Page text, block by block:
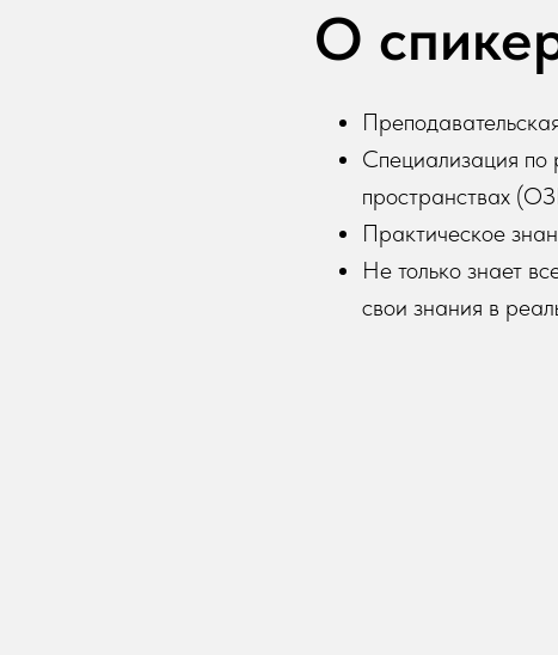
О
Специализация по
пространствах
Практическое
Не только знает
свои знания в